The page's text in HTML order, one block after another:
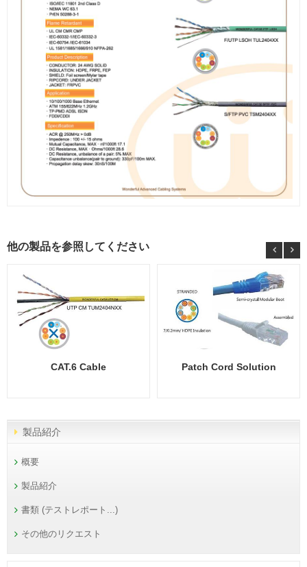
他の製品を参照してください
CAT.6 Cable Patch Cord Solution
製品紹介
概要
製品紹介
書類 (テストレポート...)
その他のリクエスト